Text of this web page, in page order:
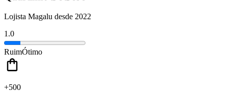
Lojista Magalu desde 2022
1.0
RuimÓtimo
+500